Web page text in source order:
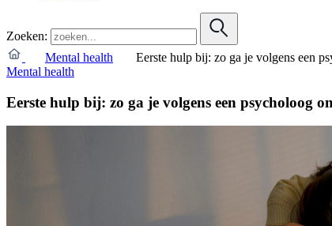
Zoeken:
Mental health
Eerste hulp bij: zo ga je volgens een
Mental health
Eerste hulp bij: zo ga je volgens een psycholoog